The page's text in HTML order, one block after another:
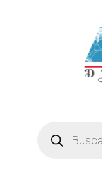
productos